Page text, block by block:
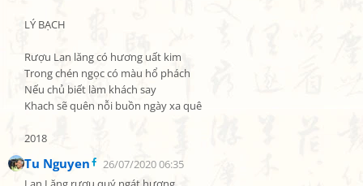
LÝ BẠCH
Rượu Lan lăng có hương uất kim
Trong chén ngọc có màu hổ phách
Nếu chủ biết làm khách say
Khach sẽ quên nỗi buồn ngày xa quê
2018
Tu Nguyen
26/07/2020 06:35